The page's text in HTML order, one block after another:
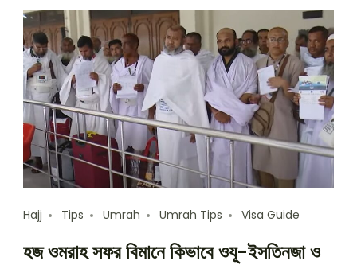
Hajj Tips Umrah Umrah Tips Visa Guide
হজ ওমরাহ সফর বিমানে কিভাবে ওযূ-ইসতিনজা ও